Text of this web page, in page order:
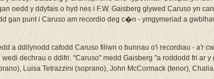
oedd y ddyfais o hyd nes i F.W. Gaisberg glywed Caruso yn
gan punt i Caruso am recordio deg c�n - ymgymeriad a
a ddilynodd cafodd Caruso filiwn o bunnau o'i recordiau - a'r
dechrau o ddifri. "Caruso" medd Gaisberg "a roddodd fri ar y
Luisa Tetrazzini (soprano), John McCormack (tenor),